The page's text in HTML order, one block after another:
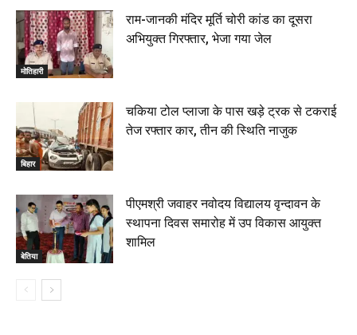
मोतिहारी
राम-जानकी मंदिर मूर्ति चोरी कांड का दूसरा
अभियुक्त गिरफ्तार, भेजा गया जेल
बिहार
चकिया टोल प्लाजा के पास खड़े ट्रक से टकराई
तेज रफ्तार कार, तीन की स्थिति नाजुक
बेतिया
पीएमश्री जवाहर नवोदय विद्यालय वृन्दावन के
स्थापना दिवस समारोह में उप विकास आयुक्त
शामिल